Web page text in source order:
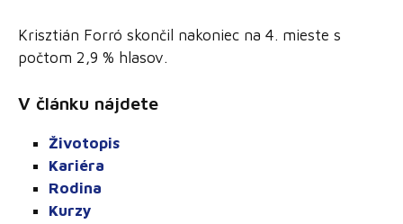
Krisztián Forró skončil nakoniec na 4. mieste s
počtom 2,9 % hlasov.
V článku nájdete
Životopis
Kariéra
Rodina
Kurzy